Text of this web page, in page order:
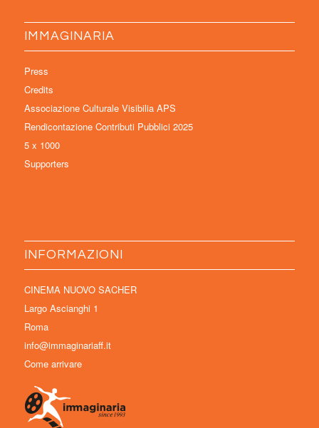
IMMAGINARIA
Press
Credits
Associazione Culturale Visibilia APS
Rendicontazione Contributi Pubblici 2025
5 x 1000
Supporters
INFORMAZIONI
CINEMA NUOVO SACHER
Largo Ascianghi 1
Roma
info@immaginariaff.it
Come arrivare